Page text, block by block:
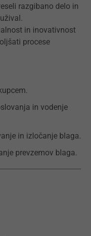
razgibano delo in
in inovativnost
procese
in vodenje
in izločanje blaga.
prevzemov blaga.